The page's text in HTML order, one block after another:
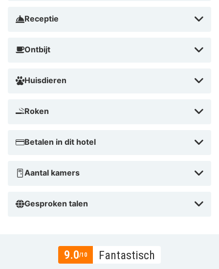
Receptie
Ontbijt
Huisdieren
Roken
Betalen in dit hotel
Aantal kamers
Gesproken talen
9.0/10 Fantastisch